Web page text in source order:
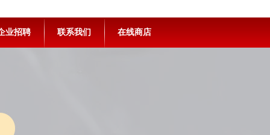
业招聘 联系我们 在线商店